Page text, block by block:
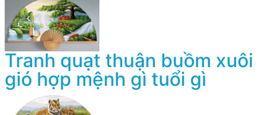
Tranh quạt thuận buồm xuôi
gió hợp mệnh gì tuổi gì